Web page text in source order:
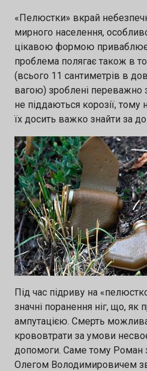
«Пелюстки» вкрай
мирного населення,
цікавою формою
проблема полягає також в
(всього 11 сантиметрів в
вагою) зроблені переважно
не піддаються корозії, тому
їх досить важко знайти за
Під час підриву на
значні поранення ніг, що, як
ампутацією. Смерть
крововтрати за умови
допомоги. Саме тому Роман
Олегом Володимировичем